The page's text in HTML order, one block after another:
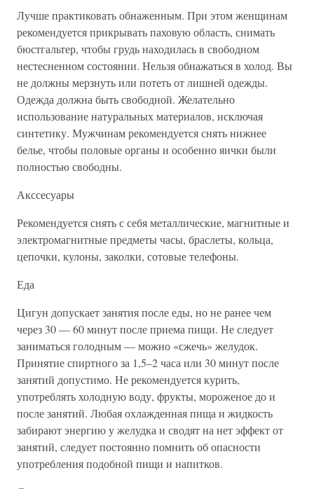
Лучше практиковать обнаженным. При этом женщинам
рекомендуется прикрывать паховую область, снимать
бюстгальтер, чтобы грудь находилась в свободном
нестесненном состоянии. Нельзя обнажаться в холод. Вы
не должны мерзнуть или потеть от лишней одежды.
Одежда должна быть свободной. Желательно
использование натуральных материалов, исключая
синтетику. Мужчинам рекомендуется снять нижнее
белье, чтобы половые органы и особенно яички были
полностью свободны.
Акссесуары
Рекомендуется снять с себя металлические, магнитные и
электромагнитные предметы часы, браслеты, кольца,
цепочки, кулоны, заколки, сотовые телефоны.
Еда
Цигун допускает занятия после еды, но не ранее чем
через 30 — 60 минут после приема пищи. Не следует
заниматься голодным — можно «сжечь» желудок.
Принятие спиртного за 1,5–2 часа или 30 минут после
занятий допустимо. Не рекомендуется курить,
употреблять холодную воду, фрукты, мороженое до и
после занятий. Любая охлажденная пища и жидкость
забирают энергию у желудка и сводят на нет эффект от
занятий, следует постоянно помнить об опасности
употребления подобной пищи и напитков.